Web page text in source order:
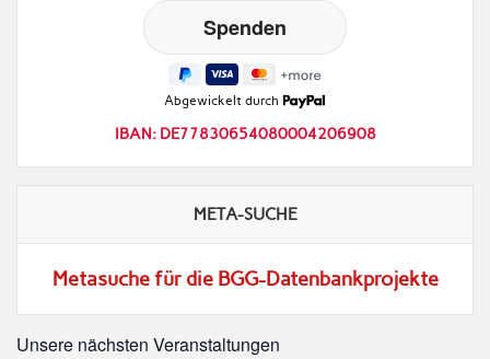
Abgewickelt durch
IBAN: DE77830654080004206908
META-SUCHE
Metasuche für die BGG-Datenbankprojekte
Unsere nächsten Veranstaltungen